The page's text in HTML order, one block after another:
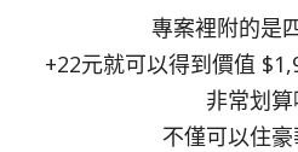
專案裡附的是
+22元就可以得到價值
非常划算
不僅可以住